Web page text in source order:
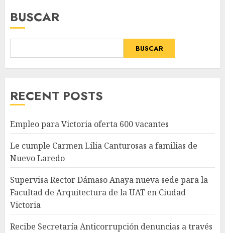
BUSCAR
BUSCAR
RECENT POSTS
Empleo para Victoria oferta 600 vacantes
Le cumple Carmen Lilia Canturosas a familias de
Nuevo Laredo
Supervisa Rector Dámaso Anaya nueva sede para la
Facultad de Arquitectura de la UAT en Ciudad
Victoria
Recibe Secretaría Anticorrupción denuncias a través